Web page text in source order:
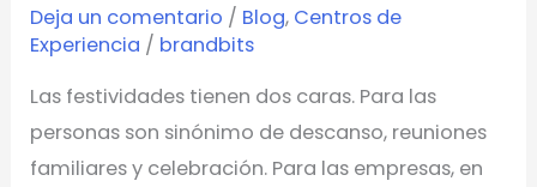
Deja un comentario / Blog, Centros de
Experiencia / brandbits
Las festividades tienen dos caras. Para las
personas son sinónimo de descanso, reuniones
familiares y celebración. Para las empresas, en